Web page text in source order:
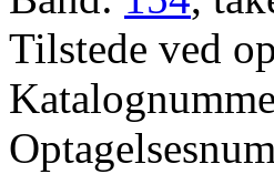
Tilstede ved